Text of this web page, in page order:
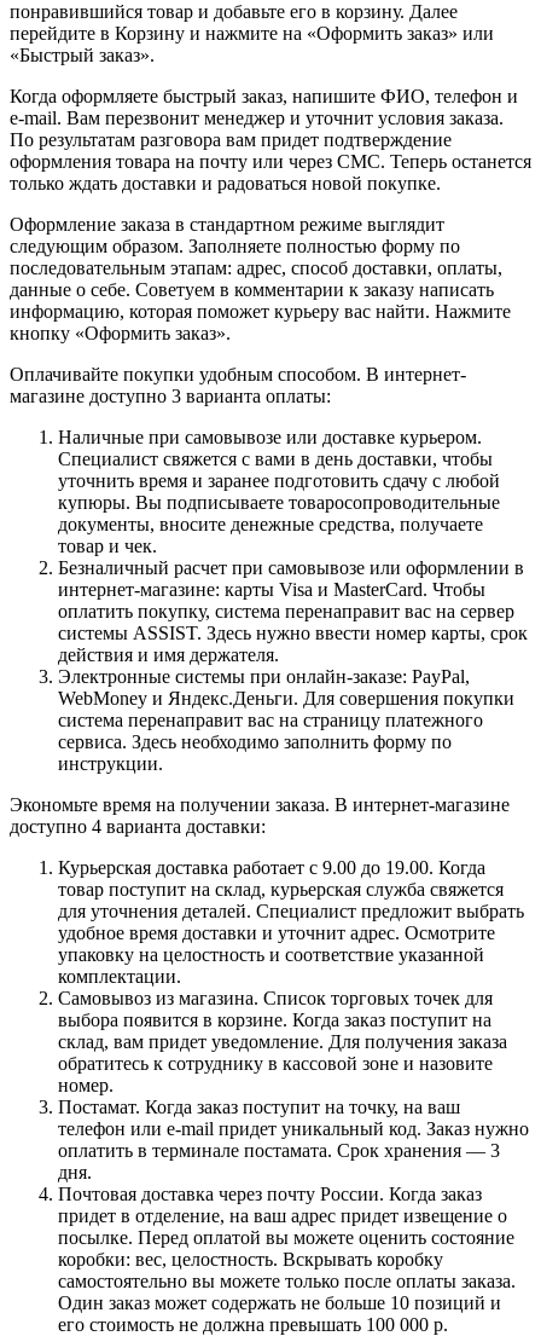
понравившийся товар и добавьте его в корзину. Далее
перейдите в Корзину и нажмите на «Оформить заказ» или
«Быстрый заказ».
Когда оформляете быстрый заказ, напишите ФИО, телефон и
e-mail. Вам перезвонит менеджер и уточнит условия заказа.
По результатам разговора вам придет подтверждение
оформления товара на почту или через СМС. Теперь останется
только ждать доставки и радоваться новой покупке.
Оформление заказа в стандартном режиме выглядит
следующим образом. Заполняете полностью форму по
последовательным этапам: адрес, способ доставки, оплаты,
данные о себе. Советуем в комментарии к заказу написать
информацию, которая поможет курьеру вас найти. Нажмите
кнопку «Оформить заказ».
Оплачивайте покупки удобным способом. В интернет-
магазине доступно 3 варианта оплаты:
Наличные при самовывозе или доставке курьером.
Специалист свяжется с вами в день доставки, чтобы
уточнить время и заранее подготовить сдачу с любой
купюры. Вы подписываете товаросопроводительные
документы, вносите денежные средства, получаете
товар и чек.
Безналичный расчет при самовывозе или оформлении в
интернет-магазине: карты Visa и MasterCard. Чтобы
оплатить покупку, система перенаправит вас на сервер
системы ASSIST. Здесь нужно ввести номер карты, срок
действия и имя держателя.
Электронные системы при онлайн-заказе: PayPal,
WebMoney и Яндекс.Деньги. Для совершения покупки
система перенаправит вас на страницу платежного
сервиса. Здесь необходимо заполнить форму по
инструкции.
Экономьте время на получении заказа. В интернет-магазине
доступно 4 варианта доставки:
Курьерская доставка работает с 9.00 до 19.00. Когда
товар поступит на склад, курьерская служба свяжется
для уточнения деталей. Специалист предложит выбрать
удобное время доставки и уточнит адрес. Осмотрите
упаковку на целостность и соответствие указанной
комплектации.
Самовывоз из магазина. Список торговых точек для
выбора появится в корзине. Когда заказ поступит на
склад, вам придет уведомление. Для получения заказа
обратитесь к сотруднику в кассовой зоне и назовите
номер.
Постамат. Когда заказ поступит на точку, на ваш
телефон или e-mail придет уникальный код. Заказ нужно
оплатить в терминале постамата. Срок хранения — 3
дня.
Почтовая доставка через почту России. Когда заказ
придет в отделение, на ваш адрес придет извещение о
посылке. Перед оплатой вы можете оценить состояние
коробки: вес, целостность. Вскрывать коробку
самостоятельно вы можете только после оплаты заказа.
Один заказ может содержать не больше 10 позиций и
его стоимость не должна превышать 100 000 р.